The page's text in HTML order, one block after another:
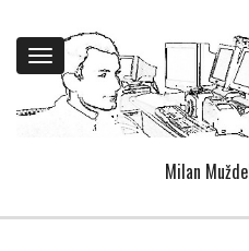
Toggle
navigation
Milan